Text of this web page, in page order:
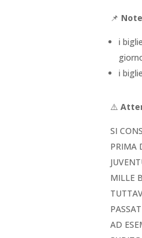
📌
i
i
⚠️
SI
PRIMA
MILLE
AD